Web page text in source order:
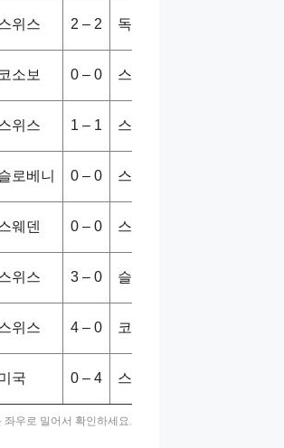
위스 2 – 2 독일
코소보 0 – 0 스위스
위스 1 – 1 스웨덴
로베니 0 – 0 스위스
웨덴 0 – 0 스위스
위스 3 – 0 슬로베니
위스 4 – 0 코소보
국 0 – 4 스위스
좌우로 밀어서 확인하세요.